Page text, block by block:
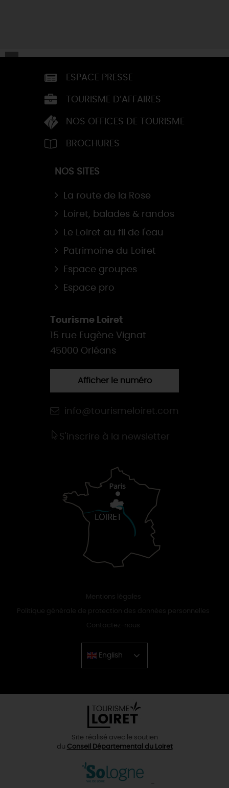
ESPACE PRESSE
TOURISME D’AFFAIRES
NOS OFFICES DE TOURISME
BROCHURES
NOS SITES
La route de la Rose
Loiret, balades & randos
Le Loiret au fil de l'eau
Patrimoine du Loiret
Espace groupes
Espace pro
Tourisme Loiret
15 rue Eugène Vignat
45000 Orléans
Afficher le numéro
info@tourismeloiret.com
S'inscrire à la newsletter
Mentions légales
Politique générale de protection des données personnelles
Contactez-nous
English
Chinese
Site réalisé avec le soutien
du Conseil Départemental du Loiret